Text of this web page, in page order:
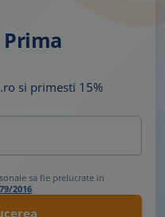
Prima
si primesti 15%
sa fie prelucrate in
2016